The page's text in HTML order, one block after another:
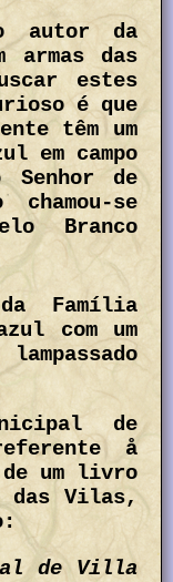
autor da
armas das
estes
é que
têm um
em campo
de
se
Branco
Família
com um
de
å
um livro
das Vilas,
de Villa